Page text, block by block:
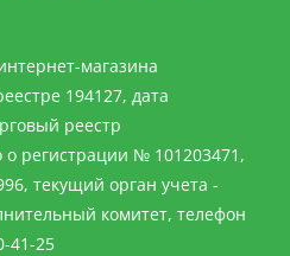
магазина
194127, дата
реестр
о регистрации № 101203471,
текущий орган учета -
комитет, телефон
41-25